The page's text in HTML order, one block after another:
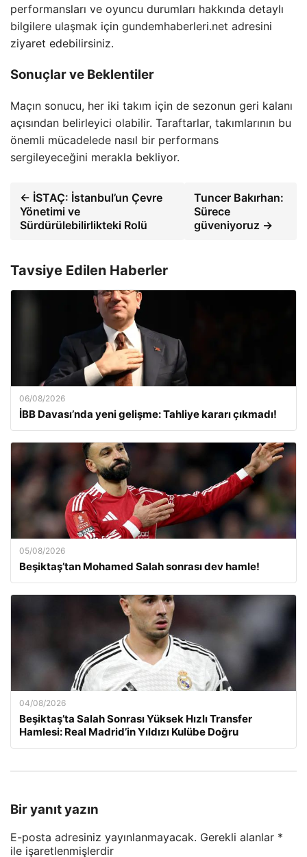
performansları ve oyuncu durumları hakkında detaylı
bilgilere ulaşmak için gundemhaberleri.net adresini
ziyaret edebilirsiniz.
Sonuçlar ve Beklentiler
Maçın sonucu, her iki takım için de sezonun geri kalanı
açısından belirleyici olabilir. Taraftarlar, takımlarının bu
önemli mücadelede nasıl bir performans
sergileyeceğini merakla bekliyor.
← İSTAÇ: İstanbul’un Çevre
Yönetimi ve
Sürdürülebilirlikteki Rolü
Tuncer Bakırhan:
Sürece
güveniyoruz →
Tavsiye Edilen Haberler
06/08/2026
İBB Davası’nda yeni gelişme: Tahliye kararı çıkmadı!
05/08/2026
Beşiktaş’tan Mohamed Salah sonrası dev hamle!
04/08/2026
Beşiktaş’ta Salah Sonrası Yüksek Hızlı Transfer
Hamlesi: Real Madrid’in Yıldızı Kulübe Doğru
Bir yanıt yazın
E-posta adresiniz yayınlanmayacak. Gerekli alanlar *
ile işaretlenmişlerdir